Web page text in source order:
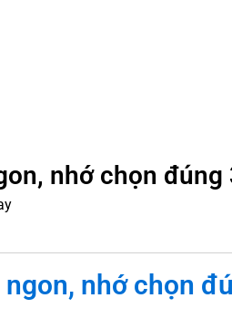
nhớ chọn đúng
nhớ chọn